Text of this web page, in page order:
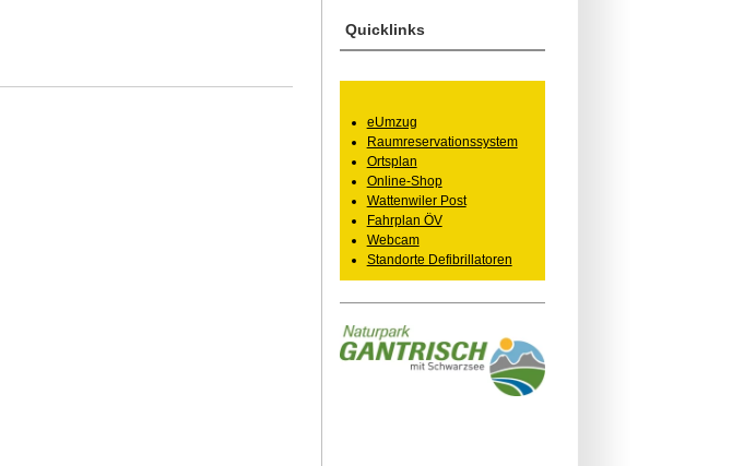
Quicklinks
eUmzug
Raumreservationssystem
Ortsplan
Online-Shop
Wattenwiler Post
Fahrplan ÖV
Webcam
Standorte Defibrillatoren